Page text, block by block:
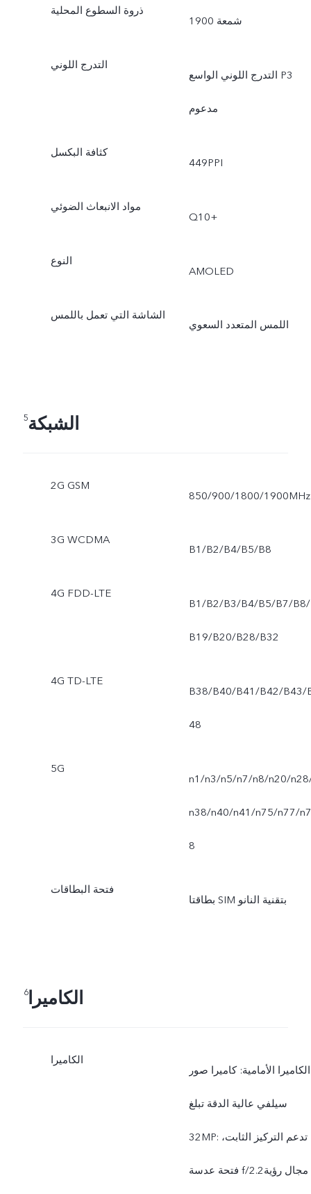
ذروة السطوع المحلية
1900 شمعة
التدرج اللوني
التدرج اللوني الواسع P3
مدعوم
كثافة البكسل
449PPI
مواد الانبعاث الضوئي
Q10+
النوع
AMOLED
الشاشة التي تعمل باللمس
اللمس المتعدد السعوي
الشبكة5
2G GSM
850/900/1800/1900MHz
3G WCDMA
B1/B2/B4/B5/B8
4G FDD-LTE
B1/B2/B3/B4/B5/B7/B8/
B19/B20/B28/B32
4G TD-LTE
B38/B40/B41/B42/B43/
48
5G
n1/n3/n5/n7/n8/n20/
n38/n40/n41/n75/n77/n7
8
فتحة البطاقات
بطاقتا SIM بتقنية النانو
الكاميرا6
الكاميرا
الكامیرا الأمامیة: كاميرا صور
سيلفي عالية الدقة تبلغ
‎32MP: تدعم التركيز الثابت،
فتحة عدسة f/2.2؛ مجال رؤية